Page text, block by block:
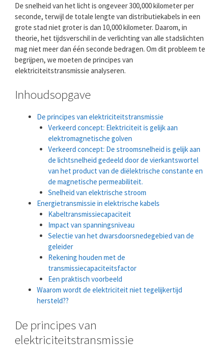
De snelheid van het licht is ongeveer 300,000 kilometer per
seconde, terwijl de totale lengte van distributiekabels in een
grote stad niet groter is dan 10,000 kilometer. Daarom, in
theorie, het tijdsverschil in de verlichting van alle stadslichten
mag niet meer dan één seconde bedragen. Om dit probleem te
begrijpen, we moeten de principes van
elektriciteitstransmissie analyseren.
Inhoudsopgave
De principes van elektriciteitstransmissie
Verkeerd concept: Elektriciteit is gelijk aan
elektromagnetische golven
Verkeerd concept: De stroomsnelheid is gelijk aan
de lichtsnelheid gedeeld door de vierkantswortel
van het product van de diëlektrische constante en
de magnetische permeabiliteit.
Snelheid van elektrische stroom
Energietransmissie in elektrische kabels
Kabeltransmissiecapaciteit
Impact van spanningsniveau
Selectie van het dwarsdoorsnedegebied van de
geleider
Rekening houden met de
transmissiecapaciteitsfactor
Een praktisch voorbeeld
Waarom wordt de elektriciteit niet tegelijkertijd
hersteld??
De principes van
elektriciteitstransmissie